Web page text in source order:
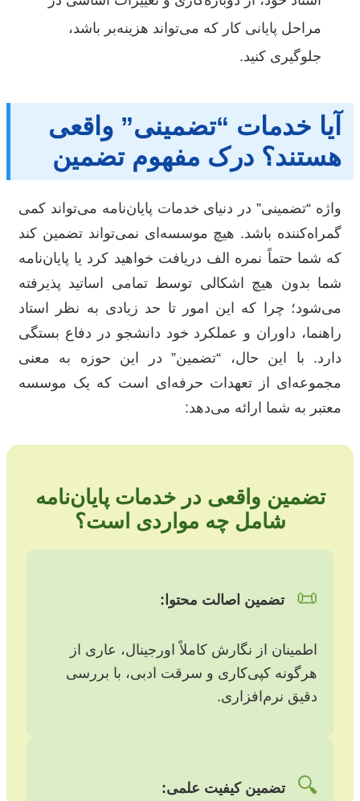
مراحل پایانی کار که می‌تواند هزینه‌بر باشد،
جلوگیری کنید.
آیا خدمات “تضمینی” واقعی
هستند؟ درک مفهوم تضمین
واژه “تضمینی” در دنیای خدمات پایان‌نامه می‌تواند کمی
گمراه‌کننده باشد. هیچ موسسه‌ای نمی‌تواند تضمین کند
که شما حتماً نمره الف دریافت خواهید کرد یا پایان‌نامه
شما بدون هیچ اشکالی توسط تمامی اساتید پذیرفته
می‌شود؛ چرا که این امور تا حد زیادی به نظر استاد
راهنما، داوران و عملکرد خود دانشجو در دفاع بستگی
دارد. با این حال، “تضمین” در این حوزه به معنی
مجموعه‌ای از تعهدات حرفه‌ای است که یک موسسه
معتبر به شما ارائه می‌دهد:
تضمین واقعی در خدمات پایان‌نامه
شامل چه مواردی است؟
📜 تضمین اصالت محتوا:
اطمینان از نگارش کاملاً اورجینال، عاری از
هرگونه کپی‌کاری و سرقت ادبی، با بررسی
دقیق نرم‌افزاری.
🔍 تضمین کیفیت علمی: